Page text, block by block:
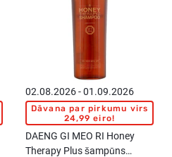
02.08.2026 - 01.09.2026
Dāvana par pirkumu virs
24,99 eiro!
DAENG GI MEO RI Honey
Therapy Plus šampūns